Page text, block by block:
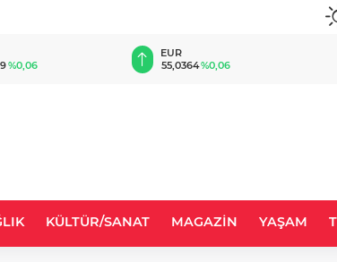
%0,06
GBP
64,2403%0,24
KÜLTÜR/SANAT MAGAZİN YAŞAM